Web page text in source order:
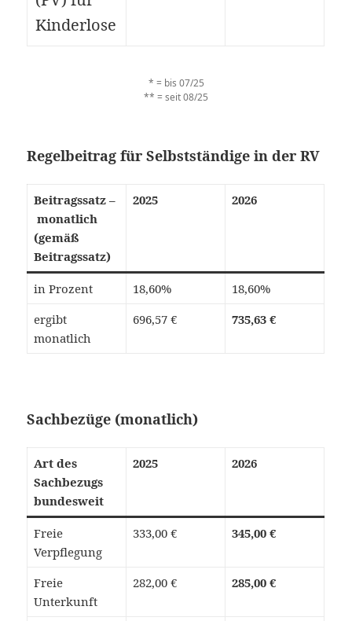
Kinderlose
* = bis 07/25
** = seit 08/25
Regelbeitrag für Selbstständige in der RV
Beitragssatz –
monatlich
(gemäß
Beitragssatz)
2025 2026
in Prozent 18,60%
18,60%
ergibt
monatlich
696,57 € 735,63 €
Sachbezüge (monatlich)
Art des
Sachbezugs
bundesweit
2025 2026
Freie
Verpflegung
333,00 € 345,00 €
Freie
Unterkunft
282,00 € 285,00 €